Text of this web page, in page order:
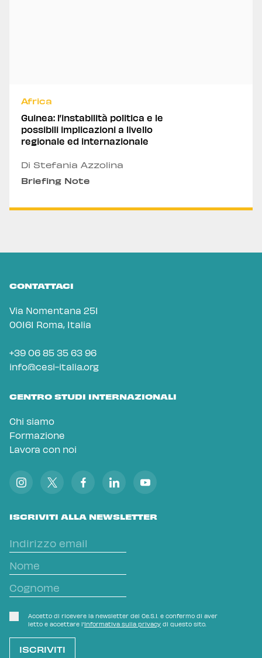
Africa
Guinea: l’instabilità politica e le
possibili implicazioni a livello
regionale ed internazionale
Di Stefania Azzolina
Briefing Note
CONTATTACI
Via Nomentana 251
00161 Roma, Italia
+39 06 85 35 63 96
info@cesi-italia.org
CENTRO STUDI INTERNAZIONALI
Chi siamo
Formazione
Lavora con noi
ISCRIVITI ALLA NEWSLETTER
Accetto di ricevere la newsletter del Ce.S.I. e confermo di aver
letto e accettare l'Informativa sulla privacy di questo sito.